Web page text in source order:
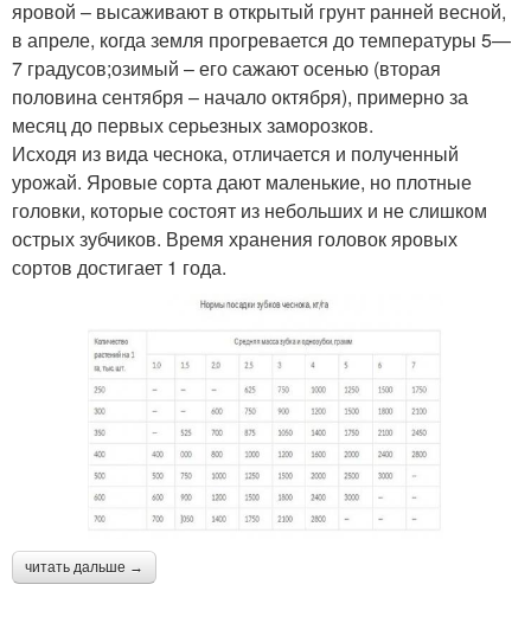
яровой – высаживают в открытый грунт ранней весной,
в апреле, когда земля прогревается до температуры 5—
7 градусов;озимый – его сажают осенью (вторая
половина сентября – начало октября), примерно за
месяц до первых серьезных заморозков.
Исходя из вида чеснока, отличается и полученный
урожай. Яровые сорта дают маленькие, но плотные
головки, которые состоят из небольших и не слишком
острых зубчиков. Время хранения головок яровых
сортов достигает 1 года.
читать дальше →